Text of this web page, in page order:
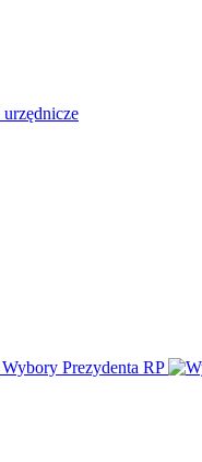
Wybory Prezydenta RP